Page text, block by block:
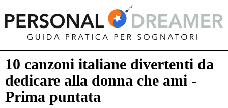
10 canzoni italiane divertenti da
dedicare alla donna che ami -
Prima puntata